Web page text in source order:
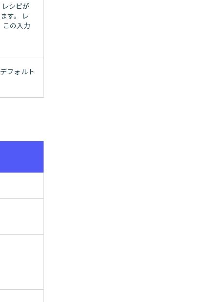
シピが
す。 レ
この入力
フォルト